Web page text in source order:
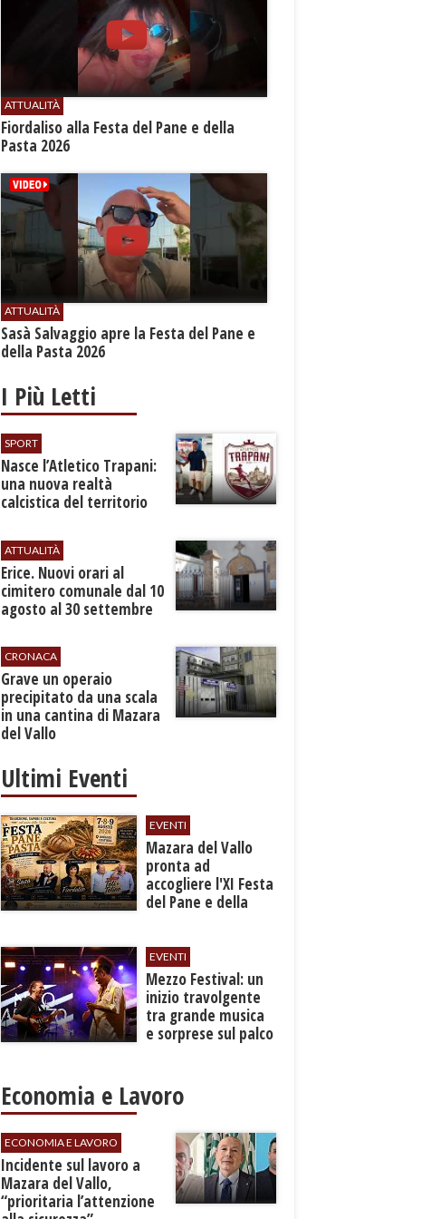
ATTUALITÀ
Fiordaliso alla Festa del Pane e della
Pasta 2026
ATTUALITÀ
Sasà Salvaggio apre la Festa del Pane e
della Pasta 2026
I Più Letti
SPORT
Nasce l’Atletico Trapani:
una nuova realtà
calcistica del territorio
ATTUALITÀ
​Erice. Nuovi orari al
cimitero comunale dal 10
agosto al 30 settembre
CRONACA
​Grave un operaio
precipitato da una scala
in una cantina di Mazara
del Vallo
Ultimi Eventi
EVENTI
Mazara del Vallo
pronta ad
accogliere l'XI Festa
del Pane e della
EVENTI
Mezzo Festival: un
inizio travolgente
tra grande musica
e sorprese sul palco
Economia e Lavoro
ECONOMIA E LAVORO
​Incidente sul lavoro a
Mazara del Vallo,
“prioritaria l’attenzione